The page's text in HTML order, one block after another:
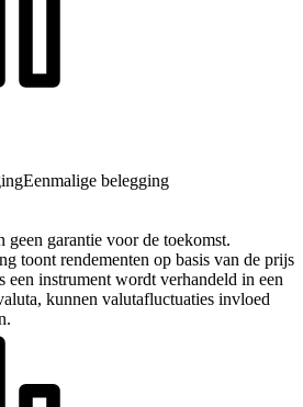
Eenmalige belegging
geen garantie voor de toekomst.
toont rendementen op basis van de prijs
instrument wordt verhandeld in een
kunnen valutafluctuaties invloed